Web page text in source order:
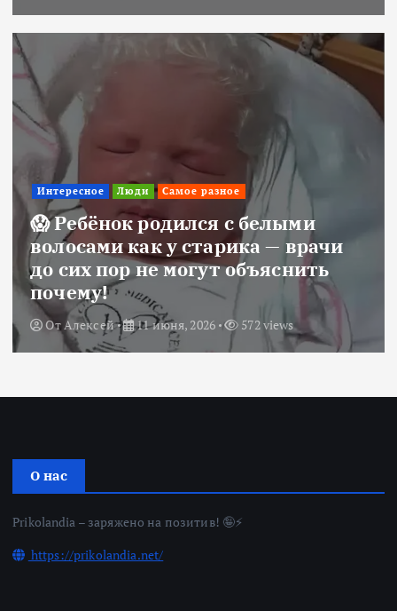
Интересное Люди Самое разное
😱 Ребёнок родился с белыми
волосами как у старика — врачи
до сих пор не могут объяснить
почему!
ОтАлексей 11 июня, 2026 572 views
О нас
Prikolandia – заряжено на позитив! 🤪⚡
https://prikolandia.net/